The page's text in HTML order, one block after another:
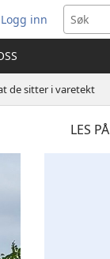
Logg inn
(åpner
nytt
vindu)
de sitter i varetekt
LES PÅ